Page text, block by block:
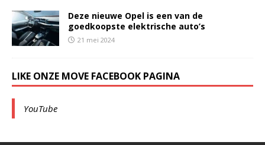
Deze nieuwe Opel is een van de
goedkoopste elektrische auto’s
21 mei 2024
LIKE ONZE MOVE FACEBOOK PAGINA
YouTube